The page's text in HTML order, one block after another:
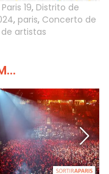
Paris 19, Distrito de
, paris, Concerto de
artistas